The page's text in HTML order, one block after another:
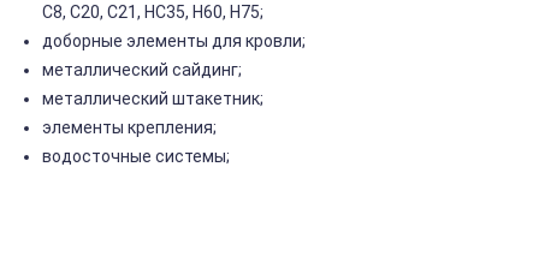
С8, С20, С21, НС35, Н60, Н75;
доборные элементы для кровли;
металлический сайдинг;
металлический штакетник;
элементы крепления;
водосточные системы;